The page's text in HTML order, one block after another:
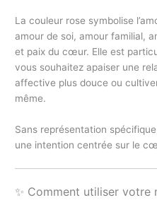
La couleur rose symbolise
amour de soi, amour familial,
et paix du cœur. Elle est
vous souhaitez apaiser une
affective plus douce ou
même.
Sans représentation
une intention centrée sur le
✨ Comment utiliser votre